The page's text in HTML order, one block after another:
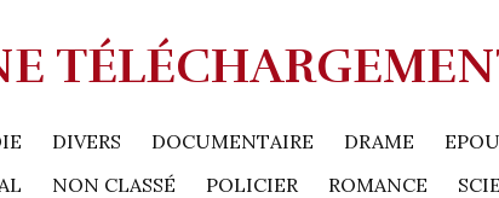
DIVERS DOCUMENTAIRE DRAME
NON CLASSÉ POLICIER ROMANCE